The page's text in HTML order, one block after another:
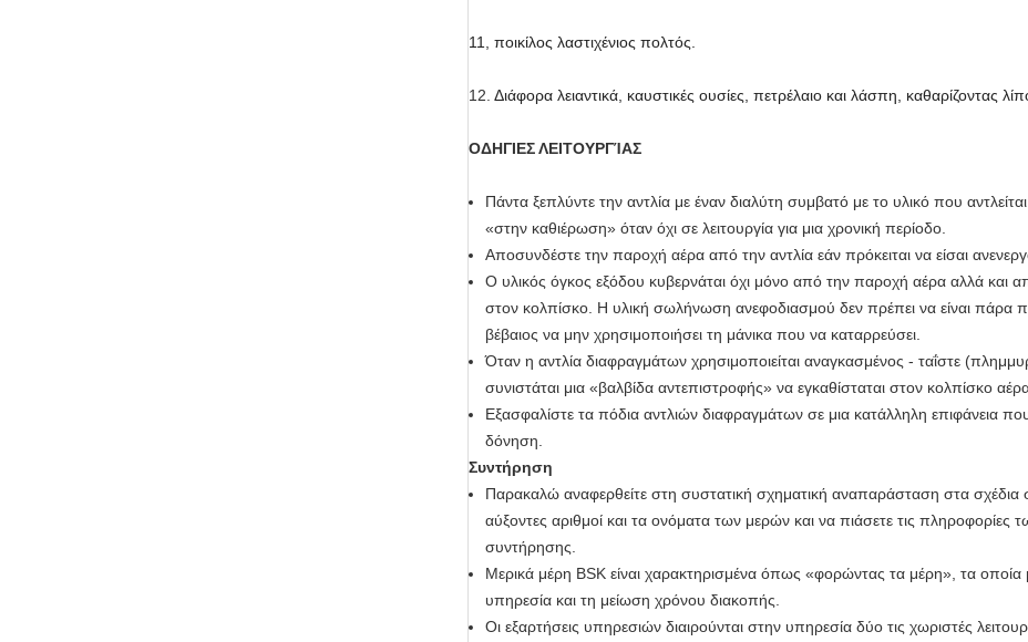
11, ποικίλος λαστιχένιος πολτός.
12. Διάφορα λειαντικά, καυστικές ουσίες, πετρέλαιο και λάσπη, καθαρίζοντας
ΟΔΗΓΙΕΣ ΛΕΙΤΟΥΡΓΊΑΣ
Πάντα ξεπλύντε την αντλία με έναν διαλύτη συμβατό με το υλικό που
«στην καθιέρωση» όταν όχι σε λειτουργία για μια χρονική περίοδο.
Αποσυνδέστε την παροχή αέρα από την αντλία εάν πρόκειται να είσαι
Ο υλικός όγκος εξόδου κυβερνάται όχι μόνο από την παροχή αέρα αλλά και
στον κολπίσκο. Η υλική σωλήνωση ανεφοδιασμού δεν πρέπει να είναι πάρα
βέβαιος να μην χρησιμοποιήσει τη μάνικα που να καταρρεύσει.
Όταν η αντλία διαφραγμάτων χρησιμοποιείται αναγκασμένος - ταΐστε
συνιστάται μια «βαλβίδα αντεπιστροφής» να εγκαθίσταται στον κολπίσκο
Εξασφαλίστε τα πόδια αντλιών διαφραγμάτων σε μια κατάλληλη επιφάνεια
δόνηση.
Συντήρηση
Παρακαλώ αναφερθείτε στη συστατική σχηματική αναπαράσταση στα σχέδια
αύξοντες αριθμοί και τα ονόματα των μερών και να πιάσετε τις
συντήρησης.
Μερικά μέρη BSK είναι χαρακτηρισμένα όπως «φορώντας τα μέρη», τα
υπηρεσία και τη μείωση χρόνου διακοπής.
Οι εξαρτήσεις υπηρεσιών διαιρούνται στην υπηρεσία δύο τις χωριστές